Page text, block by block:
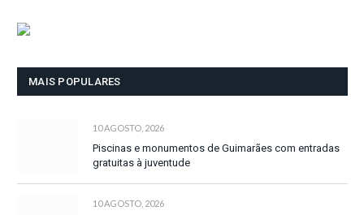
MAIS POPULARES
10 AGOSTO, 2026
Piscinas e monumentos de Guimarães com entradas
gratuitas à juventude
10 AGOSTO, 2026